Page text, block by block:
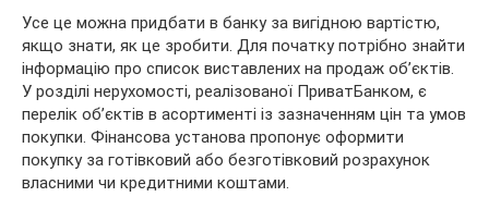
Усе це можна придбати в банку за вигідною вартістю,
якщо знати, як це зробити. Для початку потрібно знайти
інформацію про список виставлених на продаж об’єктів.
У розділі нерухомості, реалізованої ПриватБанком, є
перелік об’єктів в асортименті із зазначенням цін та умов
покупки. Фінансова установа пропонує оформити
покупку за готівковий або безготівковий розрахунок
власними чи кредитними коштами.